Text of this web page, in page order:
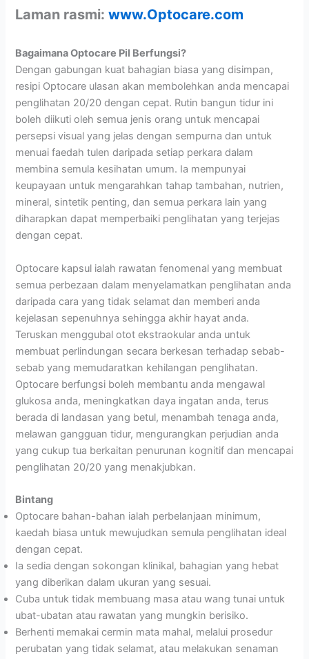
Laman rasmi:www.Optocare.com
Bagaimana Optocare Pil Berfungsi?
Dengan gabungan kuat bahagian biasa yang disimpan,
resipi Optocare ulasan akan membolehkan anda mencapai
penglihatan 20/20 dengan cepat. Rutin bangun tidur ini
boleh diikuti oleh semua jenis orang untuk mencapai
persepsi visual yang jelas dengan sempurna dan untuk
menuai faedah tulen daripada setiap perkara dalam
membina semula kesihatan umum. Ia mempunyai
keupayaan untuk mengarahkan tahap tambahan, nutrien,
mineral, sintetik penting, dan semua perkara lain yang
diharapkan dapat memperbaiki penglihatan yang terjejas
dengan cepat.
Optocare kapsul ialah rawatan fenomenal yang membuat
semua perbezaan dalam menyelamatkan penglihatan anda
daripada cara yang tidak selamat dan memberi anda
kejelasan sepenuhnya sehingga akhir hayat anda.
Teruskan menggubal otot ekstraokular anda untuk
membuat perlindungan secara berkesan terhadap sebab-
sebab yang memudaratkan kehilangan penglihatan.
Optocare berfungsi boleh membantu anda mengawal
glukosa anda, meningkatkan daya ingatan anda, terus
berada di landasan yang betul, menambah tenaga anda,
melawan gangguan tidur, mengurangkan perjudian anda
yang cukup tua berkaitan penurunan kognitif dan mencapai
penglihatan 20/20 yang menakjubkan.
Bintang
Optocare bahan-bahan ialah perbelanjaan minimum,
kaedah biasa untuk mewujudkan semula penglihatan ideal
dengan cepat.
Ia sedia dengan sokongan klinikal, bahagian yang hebat
yang diberikan dalam ukuran yang sesuai.
Cuba untuk tidak membuang masa atau wang tunai untuk
ubat-ubatan atau rawatan yang mungkin berisiko.
Berhenti memakai cermin mata mahal, melalui prosedur
perubatan yang tidak selamat, atau melakukan senaman